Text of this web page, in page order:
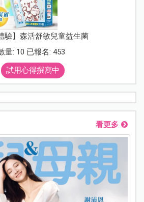
驗】森活舒敏兒童益生菌
量: 10 已報名: 453
試用心得撰寫中
看更多